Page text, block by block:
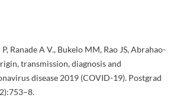
Ranade A V., Bukelo MM, Rao JS, Abrahao-
transmission, diagnosis and
disease 2019 (COVID-19). Postgrad